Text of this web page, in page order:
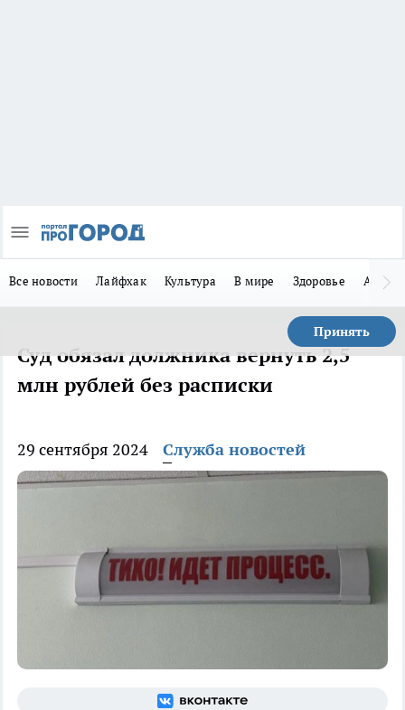
Все новости Лайфхак Культура В мире Здоровье Авто
Принять
Суд обязал должника вернуть 2,5
млн рублей без расписки
29 сентября 2024 Служба новостей